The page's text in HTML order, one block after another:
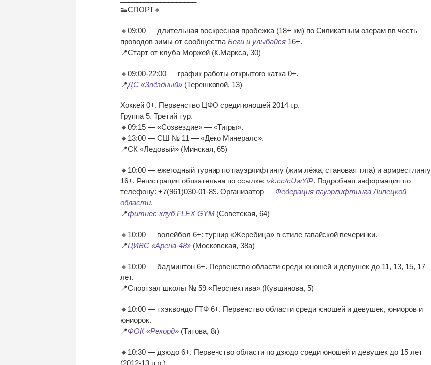
👟СПОРТ🔸
🔸09:00 — длительная воскресная пробежка (18+ км) по Силикатным озерам вв честь
проводов зимы от сообщества Беги и улыбайся 16+.
📍Старт от клуба Моржей (К.Маркса, 30)
🔸09:00-22:00 — график работы открытого катка 0+.
📍ДС «Звёздный» (Терешковой, 13)
Хоккей 0+. Первенство ЦФО среди юношей 2014 г.р.
Группа 5. Третий тур.
🔸09:15 — «Созвездие» — «Тигры».
🔸13:00 — СШ № 11 — «Деко Минералс».
📍СК «Ледовый» (Минская, 65)
🔸10:00 — ежегодный турнир по пауэрлифтингу (жим лёжа, становая тяга) и армрестлингу
16+. Регистрация обязательна по ссылке: vk.cc/cUwYlP. Подробная информация по
телефону: +7(961)030-01-89. Организатор — Федерация пауэрлифтинга Липецкой
области.
📍фитнес-клуб FLEX GYM (Советская, 64)
🔸10:00 — волейбол 6+: турнир «Жеребица» в стиле гавайской вечеринки.
📍ЦИВС «Арена-48» (Московская, 38а)
🔸10:00 — бадминтон 6+. Первенство области среди юношей и девушек до 11, 13, 15, 17
лет.
📍Спортзал школы № 59 «Перспектива» (Кувшинова, 5)
🔸10:00 — тхэквондо ГТФ 6+. Первенство области среди юношей и девушек, юниоров и
юниорок.
📍ФОК «Рекорд» (Титова, 8г)
🔸10:30 — дзюдо 6+. Первенство области по дзюдо среди юношей и девушек до 15 лет
(2012-13 гг.р.).